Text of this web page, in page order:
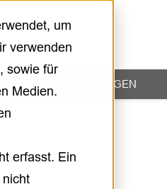
um
verwenden
sowie für
Medien.
erfasst. Ein
ENTWICKLUNGEN